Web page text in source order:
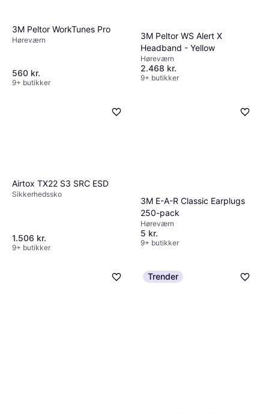
3M Peltor WorkTunes Pro
Høreværn
560 kr.
9+ butikker
3M Peltor WS Alert X
Headband - Yellow
Høreværn
2.468 kr.
9+ butikker
Airtox TX22 S3 SRC ESD
Sikkerhedssko
1.506 kr.
9+ butikker
3M E-A-R Classic Earplugs
250-pack
Høreværn
5 kr.
9+ butikker
Trender